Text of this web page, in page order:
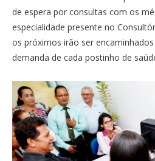
de espera por consultas com os
especialidade presente no
os próximos irão ser
demanda de cada postinho de